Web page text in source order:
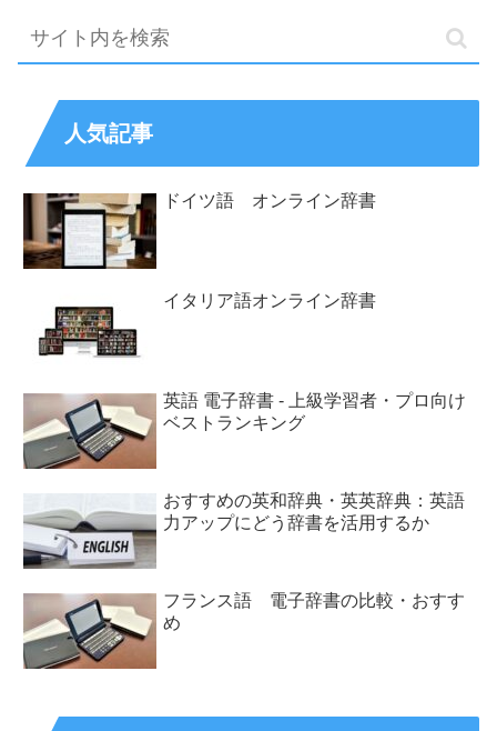
人気記事
ドイツ語 オンライン辞書
イタリア語オンライン辞書
英語 電子辞書 - 上級学習者・プロ向け
ベストランキング
おすすめの英和辞典・英英辞典：英語
力アップにどう辞書を活用するか
フランス語 電子辞書の比較・おすす
め